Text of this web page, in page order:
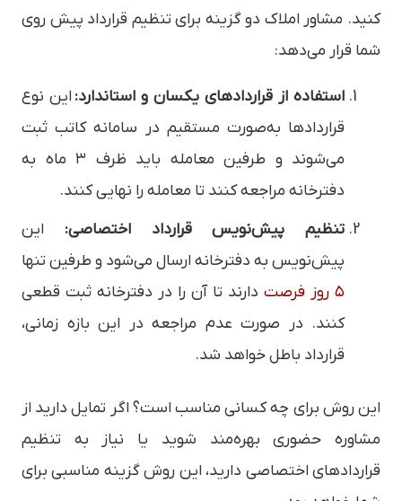
کنید. مشاور املاک دو گزینه برای تنظیم قرارداد پیش روی
شما قرار می‌دهد:
استفاده از قراردادهای یکسان و استاندارد: این نوع
قراردادها به‌صورت مستقیم در سامانه کاتب ثبت
می‌شوند و طرفین معامله باید ظرف ۳ ماه به
دفترخانه مراجعه کنند تا معامله را نهایی کنند.
تنظیم پیش‌نویس قرارداد اختصاصی: این
پیش‌نویس به دفترخانه ارسال می‌شود و طرفین تنها
۵ روز فرصت
دارند تا آن را در دفترخانه ثبت قطعی
کنند. در صورت عدم مراجعه در این بازه زمانی،
قرارداد باطل خواهد شد.
این روش برای چه کسانی مناسب است؟ اگر تمایل دارید از
مشاوره حضوری بهره‌مند شوید یا نیاز به تنظیم
قراردادهای اختصاصی دارید، این روش گزینه مناسبی برای